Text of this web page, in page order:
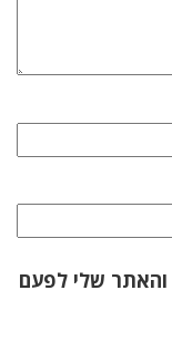
שלי לפעם